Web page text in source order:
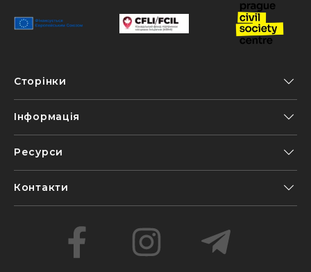
Сторінки
Інформація
Ресурси
Контакти